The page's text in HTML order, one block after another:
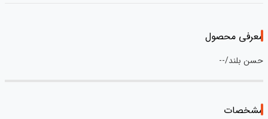
معرفی محصول
حسن بلند/--
مشخصات